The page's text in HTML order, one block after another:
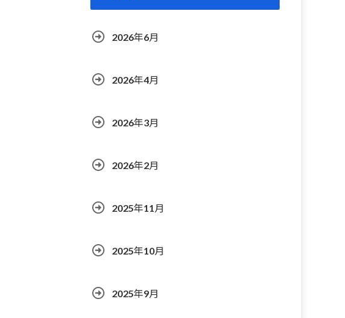
2026年6月
2026年4月
2026年3月
2026年2月
2025年11月
2025年10月
2025年9月